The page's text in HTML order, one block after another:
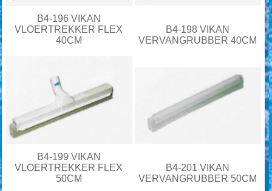
B4-196 VIKAN
VLOERTREKKER FLEX
40CM
B4-198 VIKAN
VERVANGRUBBER 40CM
B4-199 VIKAN
VLOERTREKKER FLEX
50CM
B4-201 VIKAN
VERVANGRUBBER 50CM